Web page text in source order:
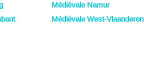
Médiévale Namur
Médiévale West-Vlaanderen